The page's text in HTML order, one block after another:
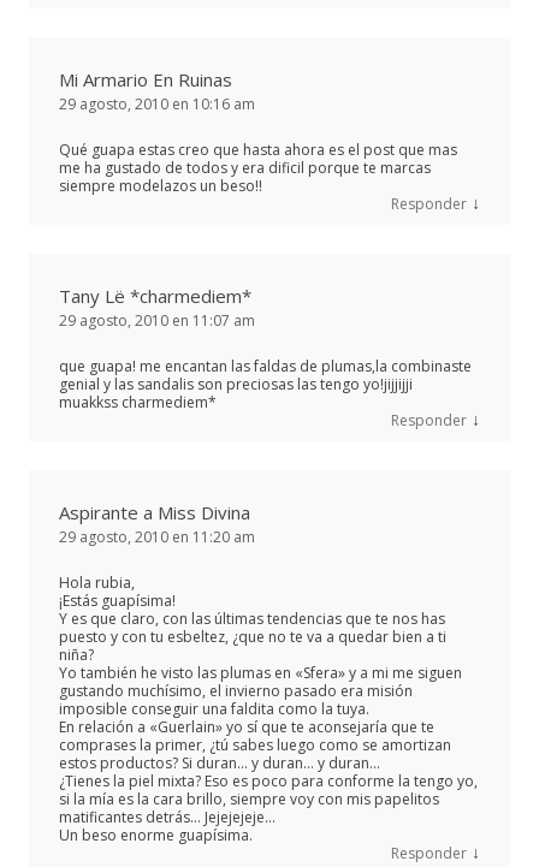
Mi Armario En Ruinas
29 agosto, 2010 en 10:16 am
Qué guapa estas creo que hasta ahora es el post que mas
me ha gustado de todos y era dificil porque te marcas
siempre modelazos un beso!!
Responder ↓
Tany Lë *charmediem*
29 agosto, 2010 en 11:07 am
que guapa! me encantan las faldas de plumas,la combinaste
genial y las sandalis son preciosas las tengo yo!jijjijji
muakkss charmediem*
Responder ↓
Aspirante a Miss Divina
29 agosto, 2010 en 11:20 am
Hola rubia,
¡Estás guapísima!
Y es que claro, con las últimas tendencias que te nos has
puesto y con tu esbeltez, ¿que no te va a quedar bien a ti
niña?
Yo también he visto las plumas en «Sfera» y a mi me siguen
gustando muchísimo, el invierno pasado era misión
imposible conseguir una faldita como la tuya.
En relación a «Guerlain» yo sí que te aconsejaría que te
comprases la primer, ¿tú sabes luego como se amortizan
estos productos? Si duran… y duran… y duran…
¿Tienes la piel mixta? Eso es poco para conforme la tengo yo,
si la mía es la cara brillo, siempre voy con mis papelitos
matificantes detrás… Jejejejeje…
Un beso enorme guapísima.
Responder ↓